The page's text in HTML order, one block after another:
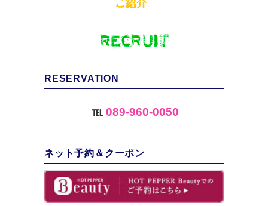
RESERVATION
℡ 089-960-0050
ネット予約＆クーポン